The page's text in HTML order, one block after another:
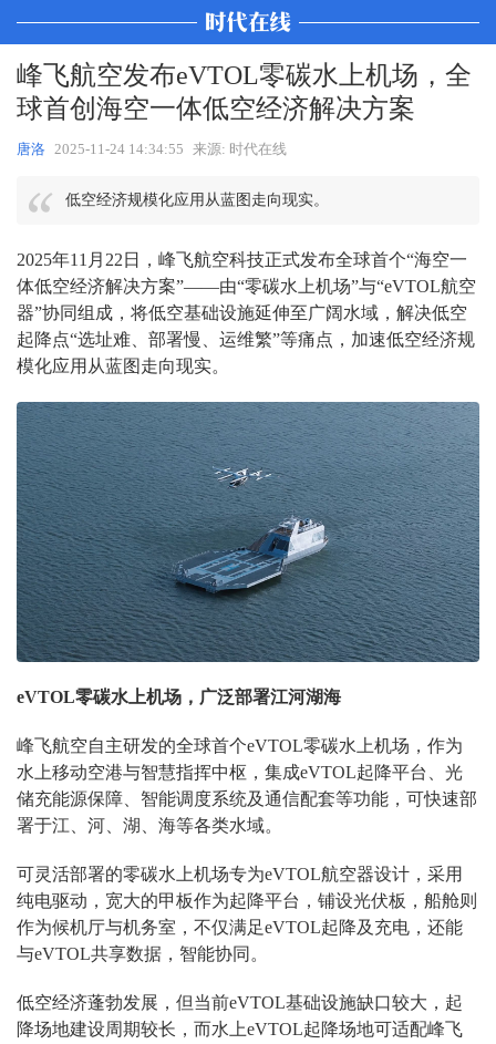
峰飞航空发布eVTOL零碳水上机场，全
球首创海空一体低空经济解决方案
唐洛 2025-11-24 14:34:55 来源: 时代在线
低空经济规模化应用从蓝图走向现实。
2025年11月22日，峰飞航空科技正式发布全球首个“海空一
体低空经济解决方案”——由“零碳水上机场”与“eVTOL航空
器”协同组成，将低空基础设施延伸至广阔水域，解决低空
起降点“选址难、部署慢、运维繁”等痛点，加速低空经济规
模化应用从蓝图走向现实。
eVTOL零碳水上机场，广泛部署江河湖海
峰飞航空自主研发的全球首个eVTOL零碳水上机场，作为
水上移动空港与智慧指挥中枢，集成eVTOL起降平台、光
储充能源保障、智能调度系统及通信配套等功能，可快速部
署于江、河、湖、海等各类水域。
可灵活部署的零碳水上机场专为eVTOL航空器设计，采用
纯电驱动，宽大的甲板作为起降平台，铺设光伏板，船舱则
作为候机厅与机务室，不仅满足eVTOL起降及充电，还能
与eVTOL共享数据，智能协同。
低空经济蓬勃发展，但当前eVTOL基础设施缺口较大，起
降场地建设周期较长，而水上eVTOL起降场地可适配峰飞